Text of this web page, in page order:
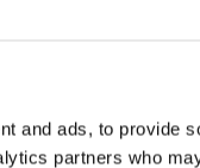
and ads, to provide
partners who